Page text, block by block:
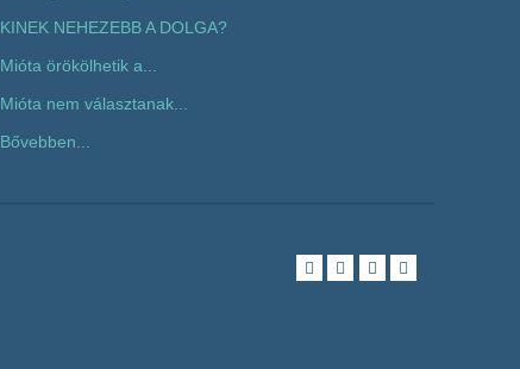
KINEK NEHEZEBB A DOLGA?
Mióta örökölhetik a...
Mióta nem választanak...
Bővebben...